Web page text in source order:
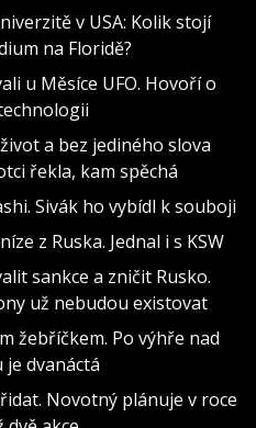
v USA: Kolik stojí
na Floridě?
u Měsíce UFO. Hovoří o
a bez jediného slova
řekla, kam spěchá
Sivák ho vybídl k souboji
z Ruska. Jednal i s KSW
sankce a zničit Rusko.
už nebudou existovat
žebříčkem. Po výhře nad
je dvanáctá
Novotný plánuje v roce